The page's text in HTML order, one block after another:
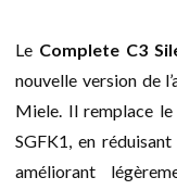
Le Complete C3
nouvelle version de
Miele. Il remplace
SGFK1, en
améliorant